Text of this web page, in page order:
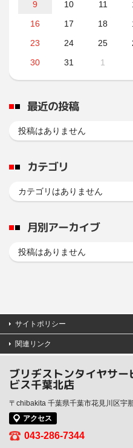
9
10 11
16
17 18
23
24 25
30
31 1
最近の投稿
投稿はありません
カテゴリ
カテゴリはありません
月別アーカイブ
投稿はありません
サイトポリシー
関連リンク
ブリヂストンタイヤサ
ビス千葉北店
〒chibakita 千葉県千葉市花見川区宇
アクセス
043-286-7344